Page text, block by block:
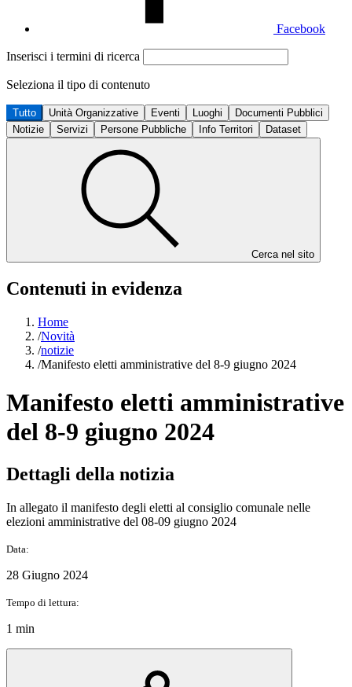
Facebook
Inserisci i termini di ricerca
Seleziona il tipo di contenuto
Tutto Unità Organizzative Eventi Luoghi
Documenti Pubblici
Notizie
Servizi Persone Pubbliche Info Territori Dataset
Cerca nel sito
Contenuti in evidenza
Home
/Novità
/notizie
/Manifesto eletti amministrative del 8-9 giugno 2024
Manifesto eletti amministrative
del 8-9 giugno 2024
Dettagli della notizia
In allegato il manifesto degli eletti al consiglio comunale nelle
elezioni amministrative del 08-09 giugno 2024
Data:
28 Giugno 2024
Tempo di lettura:
1 min